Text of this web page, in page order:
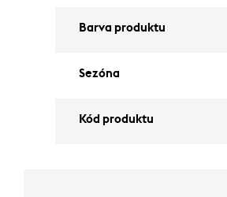
Barva produktu
Sezóna
Kód produktu